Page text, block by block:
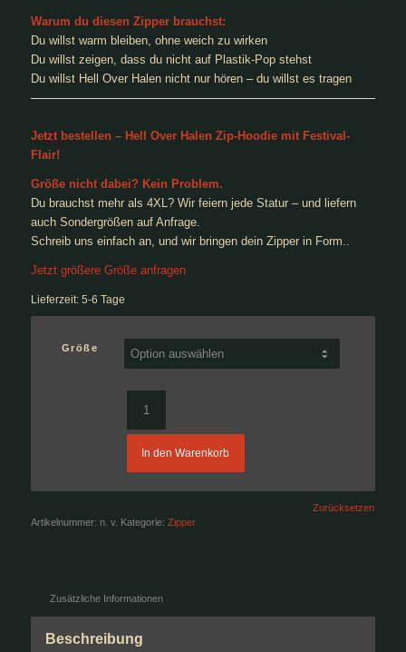
Warum du diesen Zipper brauchst:
Du willst warm bleiben, ohne weich zu wirken
Du willst zeigen, dass du nicht auf Plastik-Pop stehst
Du willst Hell Over Halen nicht nur hören – du willst es tragen
Jetzt bestellen – Hell Over Halen Zip-Hoodie mit Festival-
Flair!
Größe nicht dabei? Kein Problem.
Du brauchst mehr als 4XL? Wir feiern jede Statur – und liefern
auch Sondergrößen auf Anfrage.
Schreib uns einfach an, und wir bringen dein Zipper in Form..
Jetzt größere Größe anfragen
Lieferzeit: 5-6 Tage
Größe
Zurücksetzen
In den Warenkorb
Artikelnummer: n. v. Kategorie: Zipper
Zusätzliche Informationen
Beschreibung